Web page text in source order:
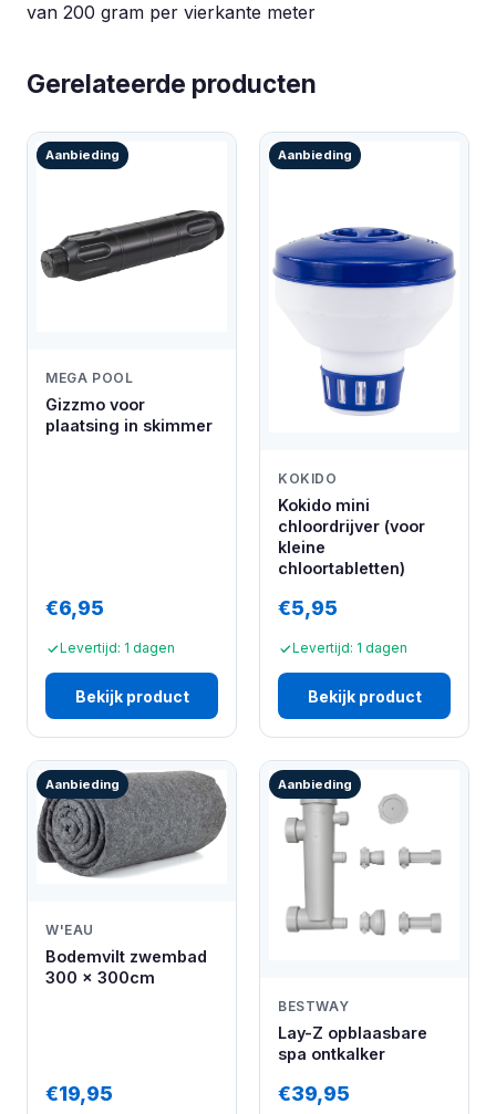
van 200 gram per vierkante meter
Gerelateerde producten
Aanbieding
MEGA POOL
Gizzmo voor
plaatsing in skimmer
€6,95
Levertijd: 1 dagen
Bekijk product
Aanbieding
KOKIDO
Kokido mini
chloordrijver (voor
kleine
chloortabletten)
€5,95
Levertijd: 1 dagen
Bekijk product
Aanbieding
W'EAU
Bodemvilt zwembad
300 x 300cm
€19,95
Aanbieding
BESTWAY
Lay-Z opblaasbare
spa ontkalker
€39,95